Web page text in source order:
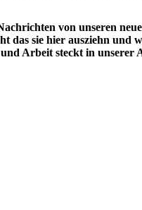
von unseren
das sie hier ausziehn und
Arbeit steckt in unserer